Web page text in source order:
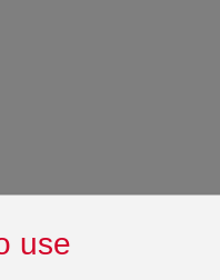
mit
Bauvorhaben. Im
use